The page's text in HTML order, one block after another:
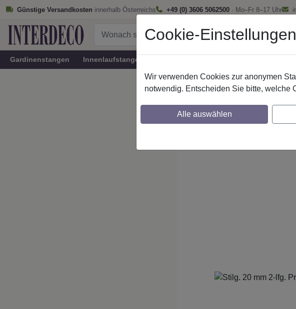
Günstige Versandkosten innerhalb Österreichs +49 (0) 3606 5062500 · Mo–Fr 8–17 Uhr
Gardinenstangen Innenlaufstangen
Stilg. 20 mm 2-lfg.
Maßzuschnitt möglich
Cookie-Einstellungen
Wir verwenden Cookies zur anonymen
notwendig. Entscheiden Sie bitte, welche
Alle auswählen